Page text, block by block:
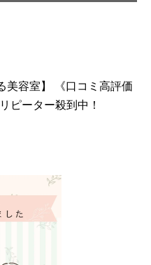
美容室】 《口コミ高評価
ピーター殺到中！